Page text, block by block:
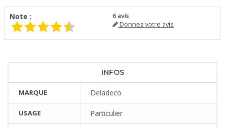
Note : 6avis
Donnez votre avis
INFOS
MARQUE Deladeco
USAGE Particulier